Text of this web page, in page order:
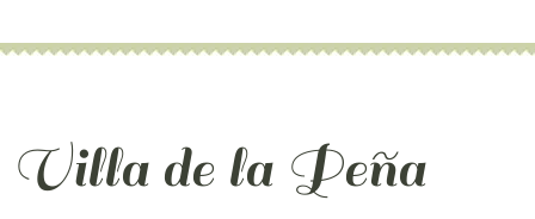
Villa de la Peña